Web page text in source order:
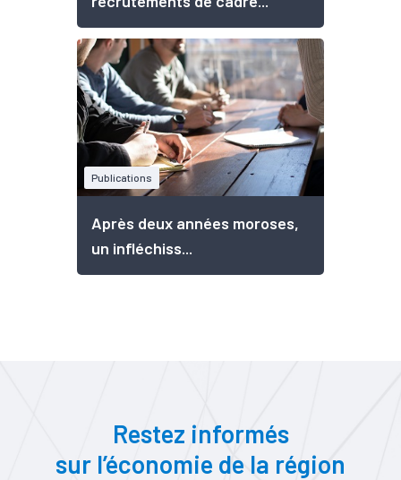
Publications
Après deux années moroses,
un infléchiss...
Restez informés
sur l’économie de la région